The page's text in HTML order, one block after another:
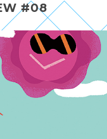
#08